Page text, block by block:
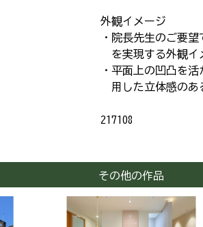
外観イメージ
・院長先生のご要
を実現する外観イ
・平面上の凹凸を
用した立体感のあ
217108
その他の作品